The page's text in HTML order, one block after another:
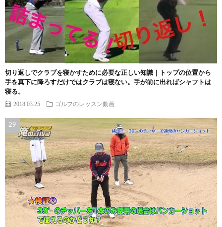
切り返しでクラブを寝かすために必要な正しい知識｜トップの位置から
手を真下に降ろすだけではクラブは寝ない。手が前に出ればシャフトは
寝る。
2018.03.25 ゴルフのレッスン動画